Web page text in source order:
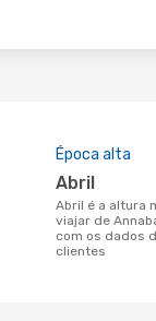
Época alta
abril
abril é a altura mais concorrida para
viajar de
com os dados
clientes